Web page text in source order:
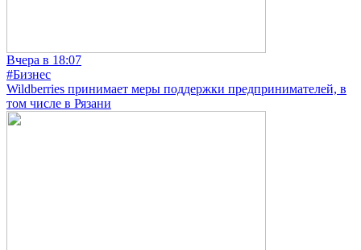
Вчера в 18:07
#Бизнес
Wildberries принимает меры поддержки предпринимателей, в
том числе в Рязани